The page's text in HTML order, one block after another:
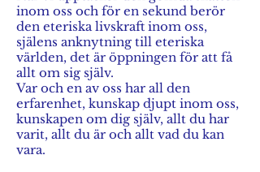
inom oss och för en sekund berör
den eteriska livskraft inom oss,
själens anknytning till eteriska
världen, det är öppningen för att få
allt om sig själv.
Var och en av oss har all den
erfarenhet, kunskap djupt inom oss,
kunskapen om dig själv, allt du har
varit, allt du är och allt vad du kan
vara.